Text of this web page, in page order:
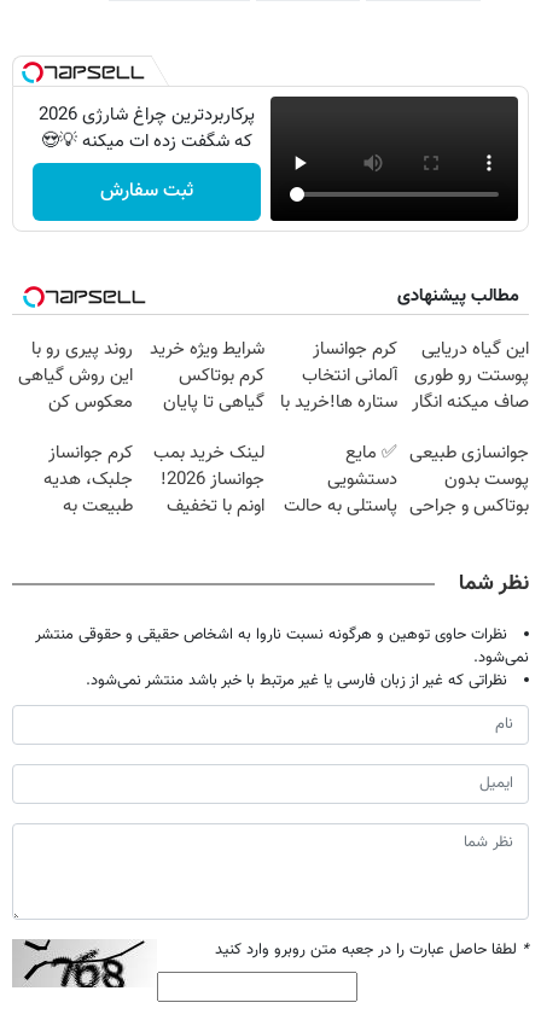
پرکاربردترین چراغ شارژی 2026
که شگفت زده ات میکنه 💡😍
ثبت سفارش
مطالب پیشنهادی
این گیاه دریایی
پوستت رو طوری
صاف میکنه انگار
شدی🔥
کرم جوانساز
آلمانی انتخاب
ستاره ها!خرید با
شرایط ویژه خرید
کرم بوتاکس
گیاهی تا پایان
روند پیری رو با
این روش گیاهی
معکوس کن
جوانسازی طبیعی
پوست بدون
بوتاکس و جراحی
✅ مایع
دستشویی
پاستلی به حالت
لینک خرید بمب
جوانساز 2026!
اونم با تخفیف
کرم جوانساز
جلبک، هدیه
طبیعت به
نظر شما
نظرات حاوی توهین و هرگونه نسبت ناروا به اشخاص حقیقی و حقوقی منتشر
نمی‌شود.
نظراتی که غیر از زبان فارسی یا غیر مرتبط با خبر باشد منتشر نمی‌شود.
* لطفا حاصل عبارت را در جعبه متن روبرو وارد کنید